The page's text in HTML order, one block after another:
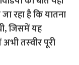
रहा है कि यातना
जिसमें यह
तस्‍वीर पूरी